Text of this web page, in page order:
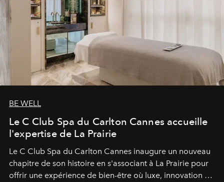
BE WELL
Le C Club Spa du Carlton Cannes accueille
l'expertise de La Prairie
Le C Club Spa du Carlton Cannes inaugure un nouveau
chapitre de son histoire en s'associant à La Prairie pour
offrir une expérience de bien-être où luxe, innovation et